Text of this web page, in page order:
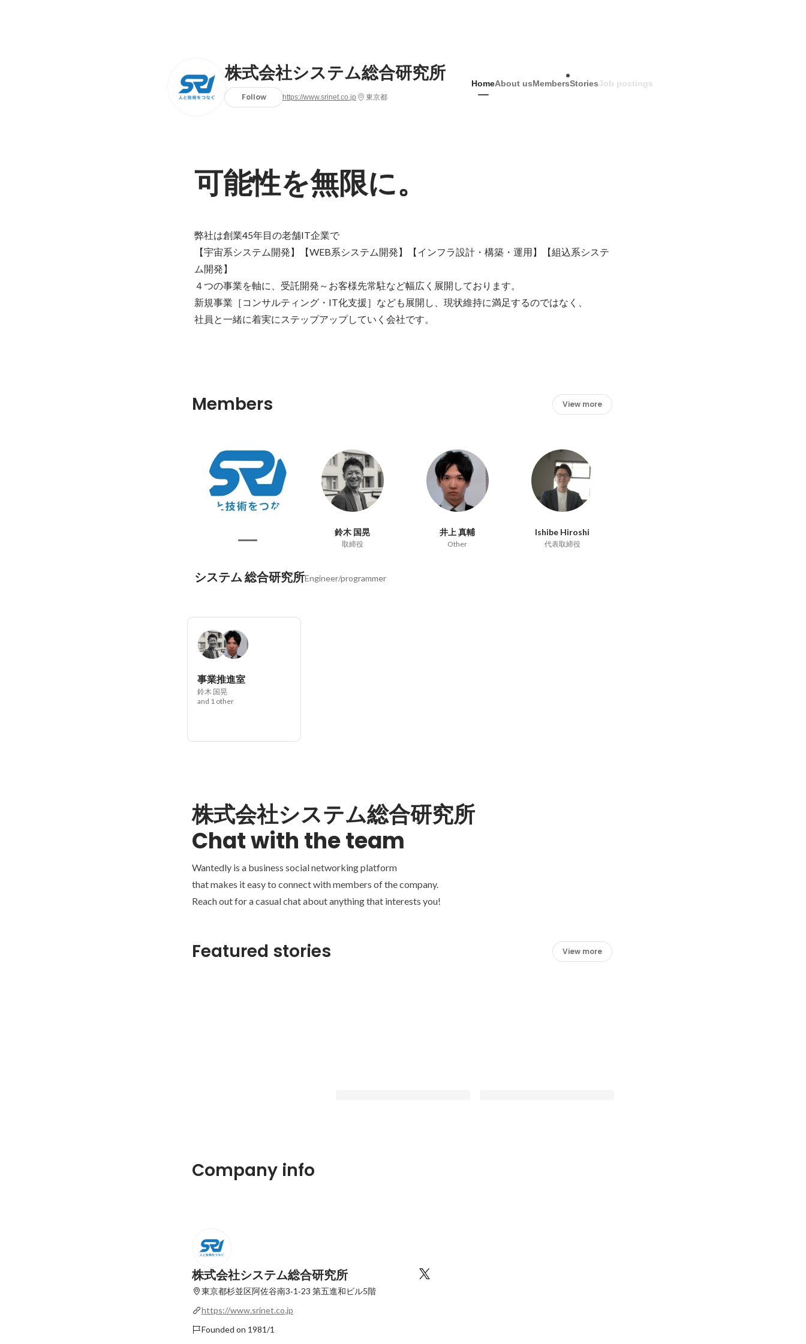
株式会社システム総合研究所
Follow https://www.srinet.co.jp 東京都
HomeAbout usMembersStoriesJob postings
可能性を無限に。
弊社は創業45年目の老舗IT企業で
【宇宙系システム開発】【WEB系システム開発】【インフラ設計・構築・運用】【組込系システ
ム開発】
４つの事業を軸に、受託開発～お客様先常駐など幅広く展開しております。
新規事業［コンサルティング・IT化支援］なども展開し、現状維持に満足するのではなく、
社員と一緒に着実にステップアップしていく会社です。
Members View more
鈴木 国晃
取締役
井上 真輔
Other
Ishibe Hiroshi
代表取締役
システム 総合研究所Engineer/programmer
事業推進室
鈴木 国晃
and 1 other
株式会社システム総合研究所
Chat with the team
Wantedly is a business social networking platform
that makes it easy to connect with members of the company.
Reach out for a casual chat about anything that interests you!
Featured stories View more
Company info
株式会社システム総合研究所
東京都杉並区阿佐谷南3‐1‐23 第五進和ビル5階
https://www.srinet.co.jp
Founded on 1981/1